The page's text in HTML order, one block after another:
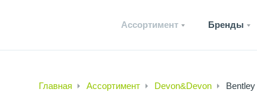
Ассортимент Бренды
Главная Ассортимент Devon&Devon Bentley